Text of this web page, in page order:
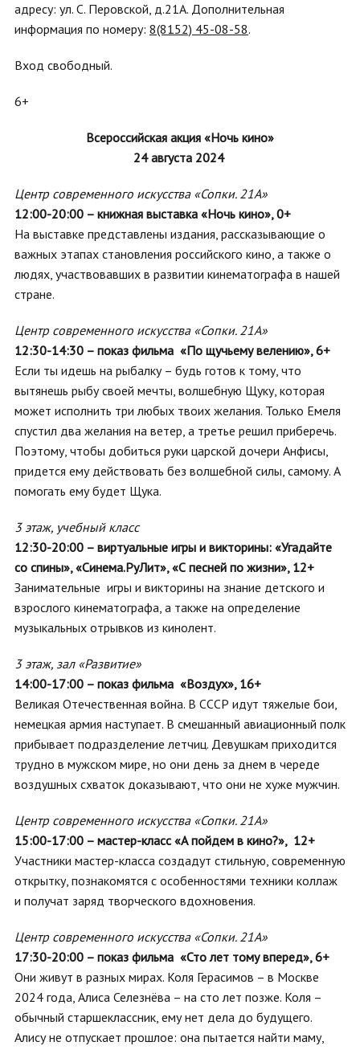
адресу: ул. С. Перовской, д.21А. Дополнительная
информация по номеру: 8(8152) 45-08-58.
Вход свободный.
6+
Всероссийская акция «Ночь кино»
24 августа 2024
Центр современного искусства «Сопки. 21А»
12:00-20:00 – книжная выставка «Ночь кино», 0+
На выставке представлены издания, рассказывающие о
важных этапах становления российского кино, а также о
людях, участвовавших в развитии кинематографа в нашей
стране.
Центр современного искусства «Сопки. 21А»
12:30-14:30 – показ фильма «По щучьему велению», 6+
Если ты идешь на рыбалку – будь готов к тому, что
вытянешь рыбу своей мечты, волшебную Щуку, которая
может исполнить три любых твоих желания. Только Емеля
спустил два желания на ветер, а третье решил приберечь.
Поэтому, чтобы добиться руки царской дочери Анфисы,
придется ему действовать без волшебной силы, самому. А
помогать ему будет Щука.
3 этаж, учебный класс
12:30-20:00 – виртуальные игры и викторины: «Угадайте
со спины», «Синема.РуЛит», «С песней по жизни», 12+
Занимательные игры и викторины на знание детского и
взрослого кинематографа, а также на определение
музыкальных отрывков из кинолент.
3 этаж, зал «Развитие»
14:00-17:00 – показ фильма «Воздух», 16+
Великая Отечественная война. В СССР идут тяжелые бои,
немецкая армия наступает. В смешанный авиационный полк
прибывает подразделение летчиц. Девушкам приходится
трудно в мужском мире, но они день за днем в череде
воздушных схваток доказывают, что они не хуже мужчин.
Центр современного искусства «Сопки. 21А»
15:00-17:00 – мастер-класс «А пойдем в кино?», 12+
Участники мастер-класса создадут стильную, современную
открытку, познакомятся с особенностями техники коллаж
и получат заряд творческого вдохновения.
Центр современного искусства «Сопки. 21А»
17:30-20:00 – показ фильма «Сто лет тому вперед», 6+
Они живут в разных мирах. Коля Герасимов – в Москве
2024 года, Алиса Селезнёва – на сто лет позже. Коля –
обычный старшеклассник, ему нет дела до будущего.
Алису не отпускает прошлое: она пытается найти маму,